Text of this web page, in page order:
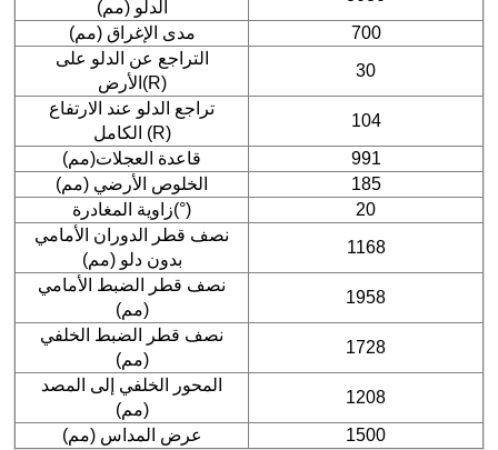
الدلو (مم)
مدى الإغراق (مم)
700
التراجع عن الدلو على
الأرض(R)
30
تراجع الدلو عند الارتفاع
الكامل (R)
104
قاعدة العجلات(مم)
991
الخلوص الأرضي (مم)
185
زاوية المغادرة(°)
20
نصف قطر الدوران الأمامي
بدون دلو (مم)
1168
نصف قطر الضبط الأمامي
(مم)
1958
نصف قطر الضبط الخلفي
(مم)
1728
المحور الخلفي إلى المصد
(مم)
1208
عرض المداس (مم)
1500